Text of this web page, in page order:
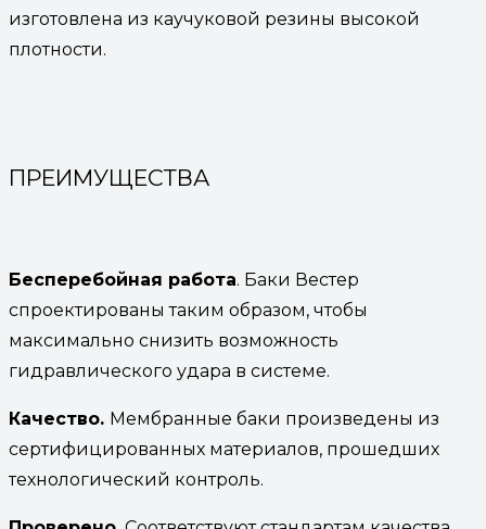
изготовлена из каучуковой резины высокой
плотности.
ПРЕИМУЩЕСТВА
Бесперебойная работа. Баки Вестер
спроектированы таким образом, чтобы
максимально снизить возможность
гидравлического удара в системе.
Качество. Мембранные баки произведены из
сертифицированных материалов, прошедших
технологический контроль.